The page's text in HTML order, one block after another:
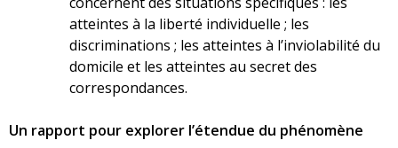
atteintes à la liberté individuelle ; les
discriminations ; les atteintes à l’inviolabilité du
domicile et les atteintes au secret des
correspondances.
Un rapport pour explorer l’étendue du phénomène